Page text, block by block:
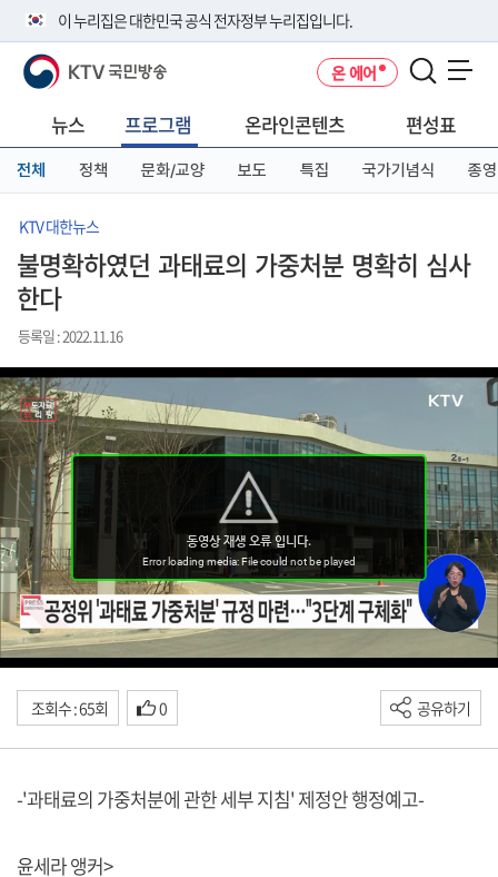
이 누리집은 대한민국 공식 전자정부 누리집입니다.
공식 누리집 주소 확인하기
니다.
이밖에 or.kr 또는 .kr등 다른 도메인 주소를 사용하고 있다면 아래 URL에
서 도메인 주소를 확인해 보세요
KTV 국민방송 온 에어
뉴스 프로그램 온라인콘텐츠 편성표
전체 정책 문화/교양 보도 특집 국가기념식 종영
KTV 대한뉴스
불명확하였던 과태료의 가중처분 명확히 심사
한다
등록일 : 2022.11.16
조회수 : 65회 0 공유하기
-'과태료의 가중처분에 관한 세부 지침' 제정안 행정예고-
윤세라 앵커>